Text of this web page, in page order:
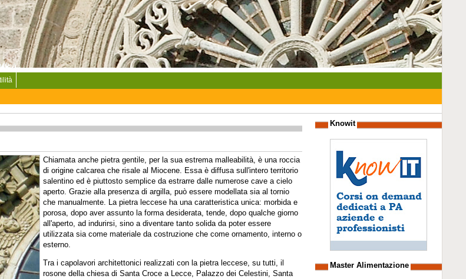
Chiamata anche pietra gentile, per la sua estrema malleabilità, è una roccia
di origine calcarea che risale al Miocene. Essa è diffusa sull'intero territorio
salentino ed è piuttosto semplice da estrarre dalle numerose cave a cielo
aperto. Grazie alla presenza di argilla, può essere modellata sia al tornio
che manualmente. La pietra leccese ha una caratteristica unica: morbida e
porosa, dopo aver assunto la forma desiderata, tende, dopo qualche giorno
all'aperto, ad indurirsi, sino a diventare tanto solida da poter essere
utilizzata sia come materiale da costruzione che come ornamento, interno o
esterno.
Tra i capolavori architettonici realizzati con la pietra leccese, su tutti, il
rosone della chiesa di Santa Croce a Lecce, Palazzo dei Celestini, Santa
Knowit
Master Alimentazione